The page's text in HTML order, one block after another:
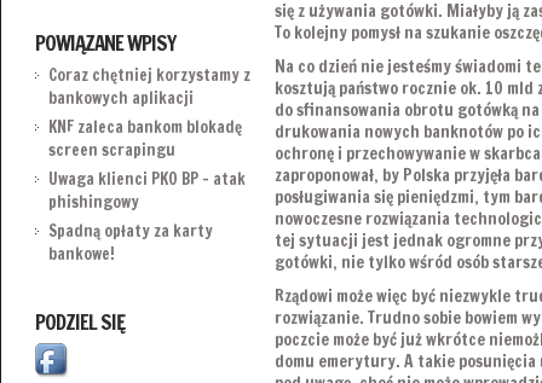
POWIĄZANE WPISY
Coraz chętniej korzystamy z
bankowych aplikacji
KNF zaleca bankom blokadę
screen scrapingu
Uwaga klienci PKO BP – atak
phishingowy
Spadną opłaty za karty
bankowe!
PODZIEL SIĘ
się z używania gotówki. Miałyby ją
To kolejny pomysł na szukanie
Na co dzień nie jesteśmy świadomi
kosztują państwo rocznie ok. 10 mld
do sfinansowania obrotu gotówką na
drukowania nowych banknotów po
ochronę i przechowywanie w
zaproponował, by Polska przyjęła
posługiwania się pieniędzmi, tym
nowoczesne rozwiązania
tej sytuacji jest jednak ogromne
gotówki, nie tylko wśród osób
Rządowi może więc być niezwykle
rozwiązanie. Trudno sobie bowiem
poczcie może być już wkrótce
domu emerytury. A takie